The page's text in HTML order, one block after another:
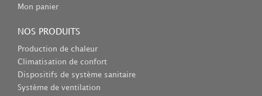
Mon panier
NOS PRODUITS
Production de chaleur
Climatisation de confort
Dispositifs de système sanitaire
Système de ventilation